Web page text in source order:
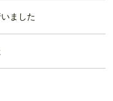
ました